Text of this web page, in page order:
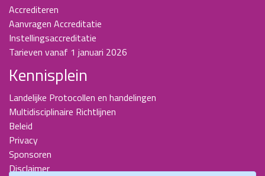
Accrediteren
Aanvragen Accreditatie
Instellingsaccreditatie
Tarieven vanaf 1 januari 2026
Kennisplein
Landelijke Protocollen en handelingen
Multidisciplinaire Richtlijnen
Beleid
Privacy
Sponsoren
Disclaimer